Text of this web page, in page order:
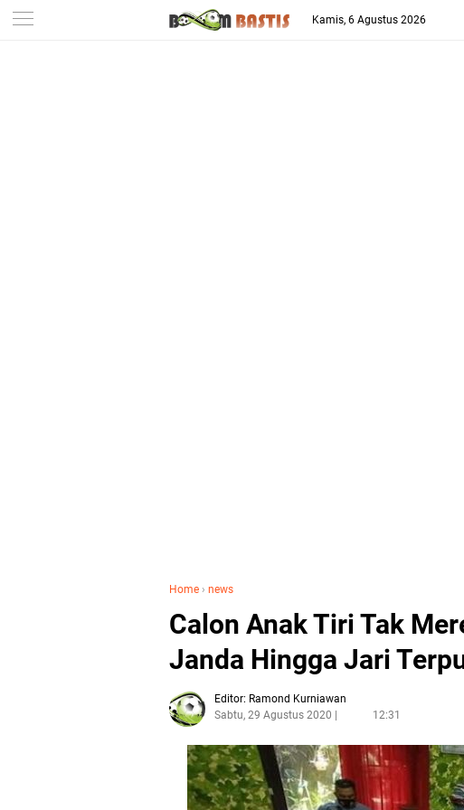
-->
Kamis, 6 Agustus 2026
Home › news
Calon Anak Tiri Tak
Janda Hingga Jari
Editor: Ramond Kurniawan
Sabtu, 29 Agustus 2020
12:31